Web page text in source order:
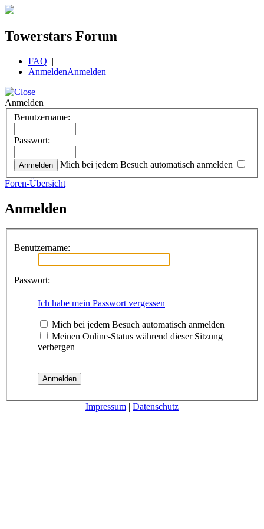
Towerstars Forum
FAQ |
AnmeldenAnmelden
Anmelden
Benutzername:
Passwort:
Mich bei jedem Besuch automatisch anmelden
Foren-Übersicht
Anmelden
Benutzername:
Passwort:
Ich habe mein Passwort vergessen
Mich bei jedem Besuch automatisch anmelden
Meinen Online-Status während dieser Sitzung
verbergen
Impressum | Datenschutz